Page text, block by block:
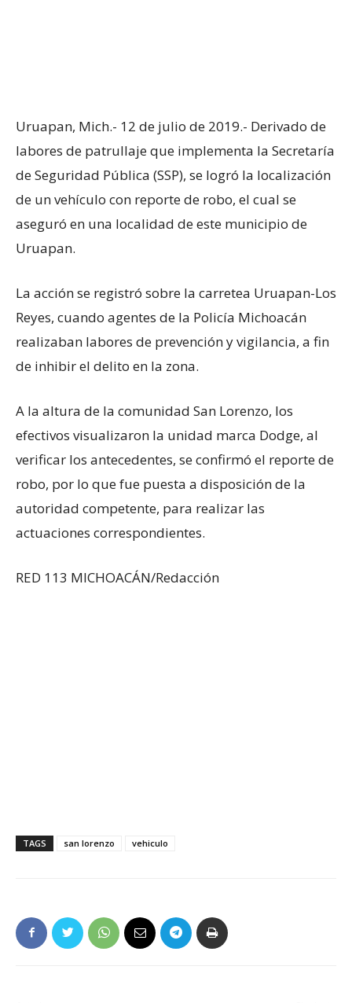
Uruapan, Mich.- 12 de julio de 2019.- Derivado de
labores de patrullaje que implementa la Secretaría
de Seguridad Pública (SSP), se logró la localización
de un vehículo con reporte de robo, el cual se
aseguró en una localidad de este municipio de
Uruapan.
La acción se registró sobre la carretea Uruapan-Los
Reyes, cuando agentes de la Policía Michoacán
realizaban labores de prevención y vigilancia, a fin
de inhibir el delito en la zona.
A la altura de la comunidad San Lorenzo, los
efectivos visualizaron la unidad marca Dodge, al
verificar los antecedentes, se confirmó el reporte de
robo, por lo que fue puesta a disposición de la
autoridad competente, para realizar las
actuaciones correspondientes.
RED 113 MICHOACÁN/Redacción
TAGS san lorenzo vehiculo